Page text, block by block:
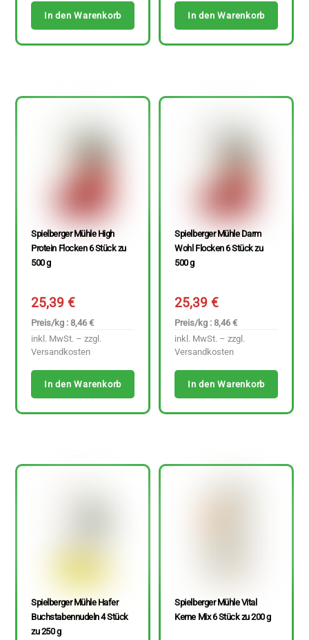
In den Warenkorb In den Warenkorb
Spielberger Mühle High
Protein Flocken 6 Stück zu
500 g
25,39€
Preis/kg : 8,46 €
inkl. MwSt. – zzgl.
Versandkosten
In den Warenkorb
Spielberger Mühle Darm
Wohl Flocken 6 Stück zu
500 g
25,39€
Preis/kg : 8,46 €
inkl. MwSt. – zzgl.
Versandkosten
In den Warenkorb
Spielberger Mühle Hafer
Buchstabennudeln 4 Stück
zu 250 g
Spielberger Mühle Vital
Kerne Mix 6 Stück zu 200 g